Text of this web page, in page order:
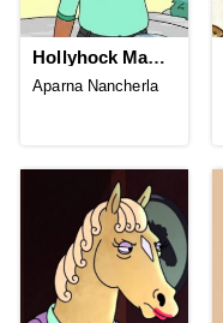
Hollyhock Manheim-Mannheim-Guerrero-Robinson-Zilberschlag-Hsung-Fonzerelli-McQuack
Aparna Nancherla